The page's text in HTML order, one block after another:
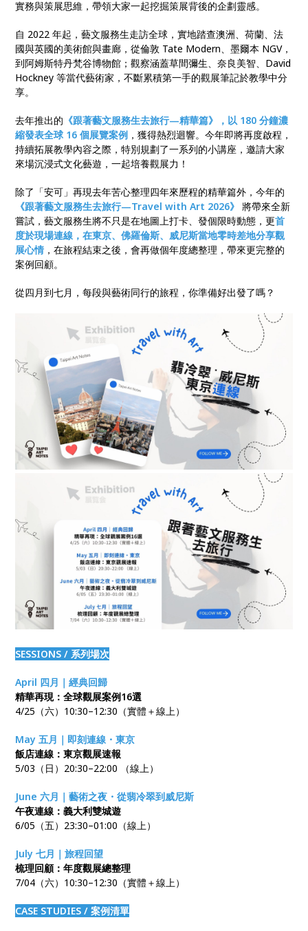
實務與策展思維，帶領大家一起挖掘策展背後的企劃靈感。
自 2022 年起，藝文服務生走訪全球，實地踏查澳洲、荷蘭、法
國與英國的美術館與畫廊，從倫敦 Tate Modern、墨爾本 NGV，
到阿姆斯特丹梵谷博物館；觀察涵蓋草間彌生、奈良美智、David
Hockney 等當代藝術家，不斷累積第一手的觀展筆記於教學中分
享。
去年推出的 《跟著藝文服務生去旅行—精華篇》，以 180 分鐘濃
縮發表全球 16 個展覽案例 ，獲得熱烈迴響。今年即將再度啟程，
持續拓展教學內容之際，特別規劃了一系列的小講座，邀請大家
來場沉浸式文化藝遊，一起培養觀展力！
除了「安可」再現去年苦心整理四年來歷程的精華篇外，今年的
《跟著藝文服務生去旅行—Travel with Art 2026》 將帶來全新
嘗試，藝文服務生將不只是在地圖上打卡、發個限時動態，更首
度於現場連線，在東京、佛羅倫斯、威尼斯當地零時差地分享觀
展心情 ，在旅程結束之後，會再做個年度總整理，帶來更完整的
案例回顧。
從四月到七月，每段與藝術同行的旅程，你準備好出發了嗎？
SESSIONS / 系列場次
April 四月｜經典回歸
精華再現：全球觀展案例16選
4/25（六）10:30–12:30（實體＋線上）
May 五月｜即刻連線・東京
飯店連線：東京觀展速報
5/03（日）20:30–22:00 （線上）
June 六月｜藝術之夜・從翡冷翠到威尼斯
午夜連線：義大利雙城遊
6/05（五）23:30–01:00（線上）
July 七月｜旅程回望
梳理回顧：年度觀展總整理
7/04（六）10:30–12:30（實體＋線上）
CASE STUDIES / 案例清單